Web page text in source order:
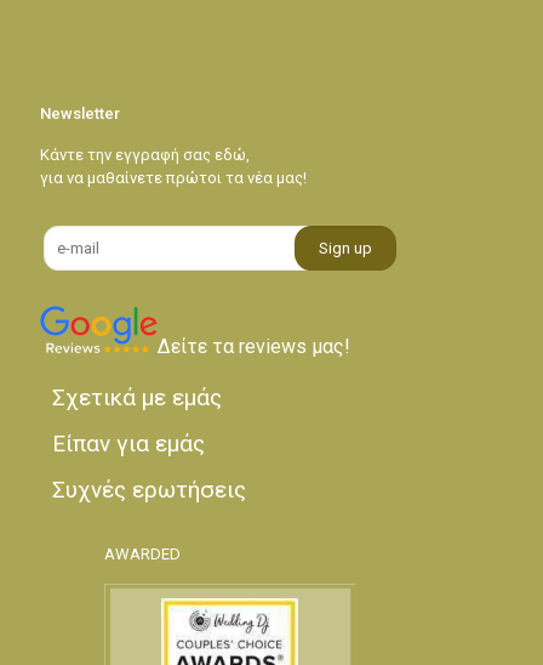
Newsletter
Κάντε την εγγραφή σας εδώ,
για να μαθαίνετε πρώτοι τα νέα μας!
Δείτε τα reviews μας!
Σχετικά με εμάς
Είπαν για εμάς
Συχνές ερωτήσεις
AWARDED